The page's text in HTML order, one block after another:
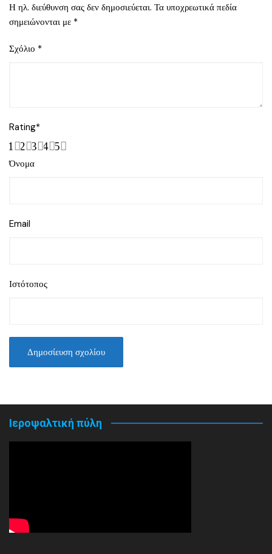
Η ηλ. διεύθυνση σας δεν δημοσιεύεται. Τα υποχρεωτικά πεδία
σημειώνονται με *
Σχόλιο *
Rating*
5
4
3
2
1
Όνομα
Email
Ιστότοπος
Ιεροψαλτική πύλη